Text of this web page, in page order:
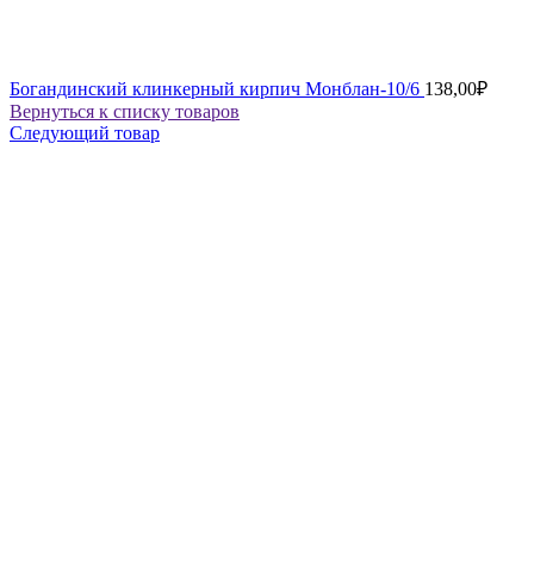
Богандинский клинкерный кирпич Монблан-10/6 138,00₽
Вернуться к списку товаров
Следующий товар